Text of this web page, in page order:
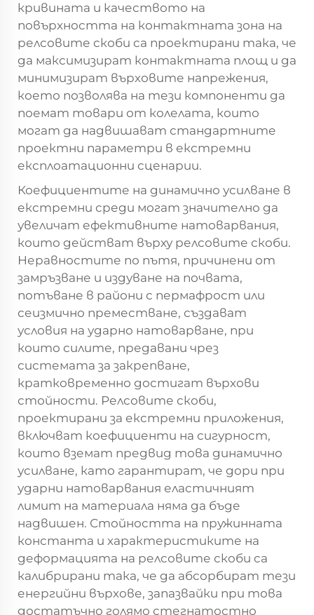
кривината и качеството на
повърхността на контактната зона на
релсовите скоби са проектирани така, че
да максимизират контактната площ и да
минимизират върховите напрежения,
което позволява на тези компоненти да
поемат товари от колелата, които
могат да надвишават стандартните
проектни параметри в екстремни
експлоатационни сценарии.
Коефициентите на динамично усилване в
екстремни среди могат значително да
увеличат ефективните натоварвания,
които действат върху релсовите скоби.
Неравностите по пътя, причинени от
замръзване и издуване на почвата,
потъване в райони с пермафрост или
сеизмично преместване, създават
условия на ударно натоварване, при
които силите, предавани чрез
системата за закрепване,
кратковременно достигат върхови
стойности. Релсовите скоби,
проектирани за екстремни приложения,
включват коефициенти на сигурност,
които вземат предвид това динамично
усилване, като гарантират, че дори при
ударни натоварвания еластичният
лимит на материала няма да бъде
надвишен. Стойността на пружинната
константа и характеристиките на
деформацията на релсовите скоби са
калибрирани така, че да абсорбират тези
енергийни върхове, запазвайки при това
достатъчно голямо стегнатостно